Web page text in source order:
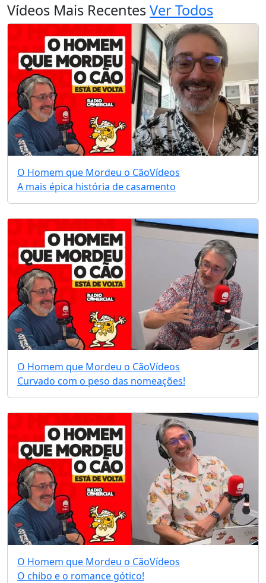
Vídeos Mais RecentesVer Todos
O Homem que Mordeu o CãoVídeos
A mais épica história de casamento
O Homem que Mordeu o CãoVídeos
Curvado com o peso das nomeações!
O Homem que Mordeu o CãoVídeos
O chibo e o romance gótico!